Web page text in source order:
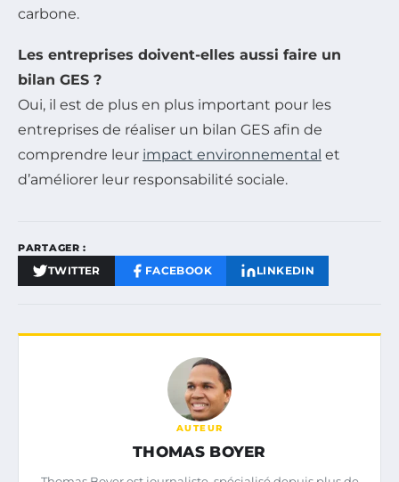
carbone.
Les entreprises doivent-elles aussi faire un
bilan GES ?
Oui, il est de plus en plus important pour les
entreprises de réaliser un bilan GES afin de
comprendre leur impact environnemental et
d’améliorer leur responsabilité sociale.
PARTAGER :
TWITTER FACEBOOK LINKEDIN
AUTEUR
THOMAS BOYER